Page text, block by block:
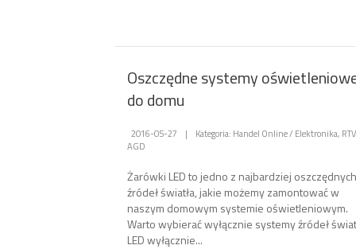
Oszczędne systemy
do domu
2016-05-27 |
Kategoria: Handel Online / Elektronika,
AGD
Żarówki LED to jedno z najbardziej oszczędnych
źródeł światła, jakie możemy zamontować w
naszym domowym systemie oświetleniowym.
Warto wybierać wyłącznie systemy źródeł
LED wyłącznie...